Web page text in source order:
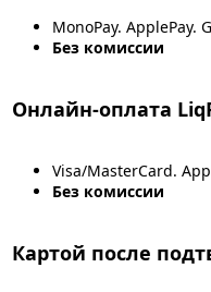
MonoPay. ApplePay.
Без комиссии
Онлайн-оплата
Visa/MasterCard.
Без комиссии
Картой после